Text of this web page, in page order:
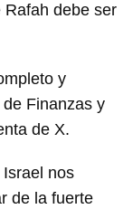
Rafah debe ser
y
Finanzas y
de X.
nos
de la fuerte